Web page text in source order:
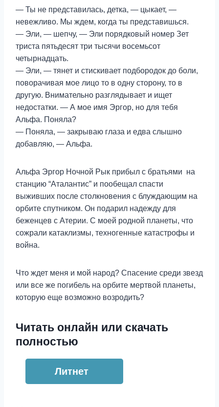
— Ты не представилась, детка, — цыкает, —
невежливо. Мы ждем, когда ты представишься.
— Эли, — шепчу, — Эли порядковый номер Зет
триста пятьдесят три тысячи восемьсот
четырнадцать.
— Эли, — тянет и стискивает подбородок до боли,
поворачивая мое лицо то в одну сторону, то в
другую. Внимательно разглядывает и ищет
недостатки. — А мое имя Эргор, но для тебя
Альфа. Поняла?
— Поняла, — закрываю глаза и едва слышно
добавляю, — Альфа.
Альфа Эргор Ночной Рык прибыл с братьями на
станцию “Аталантис” и пообещал спасти
выживших после столкновения с блуждающим на
орбите спутником. Он подарил надежду для
беженцев с Атерии. С моей родной планеты, что
сожрали катаклизмы, техногенные катастрофы и
война.
Что ждет меня и мой народ? Спасение среди звезд
или все же погибель на орбите мертвой планеты,
которую еще возможно возродить?
Читать онлайн или скачать
полностью
Литнет